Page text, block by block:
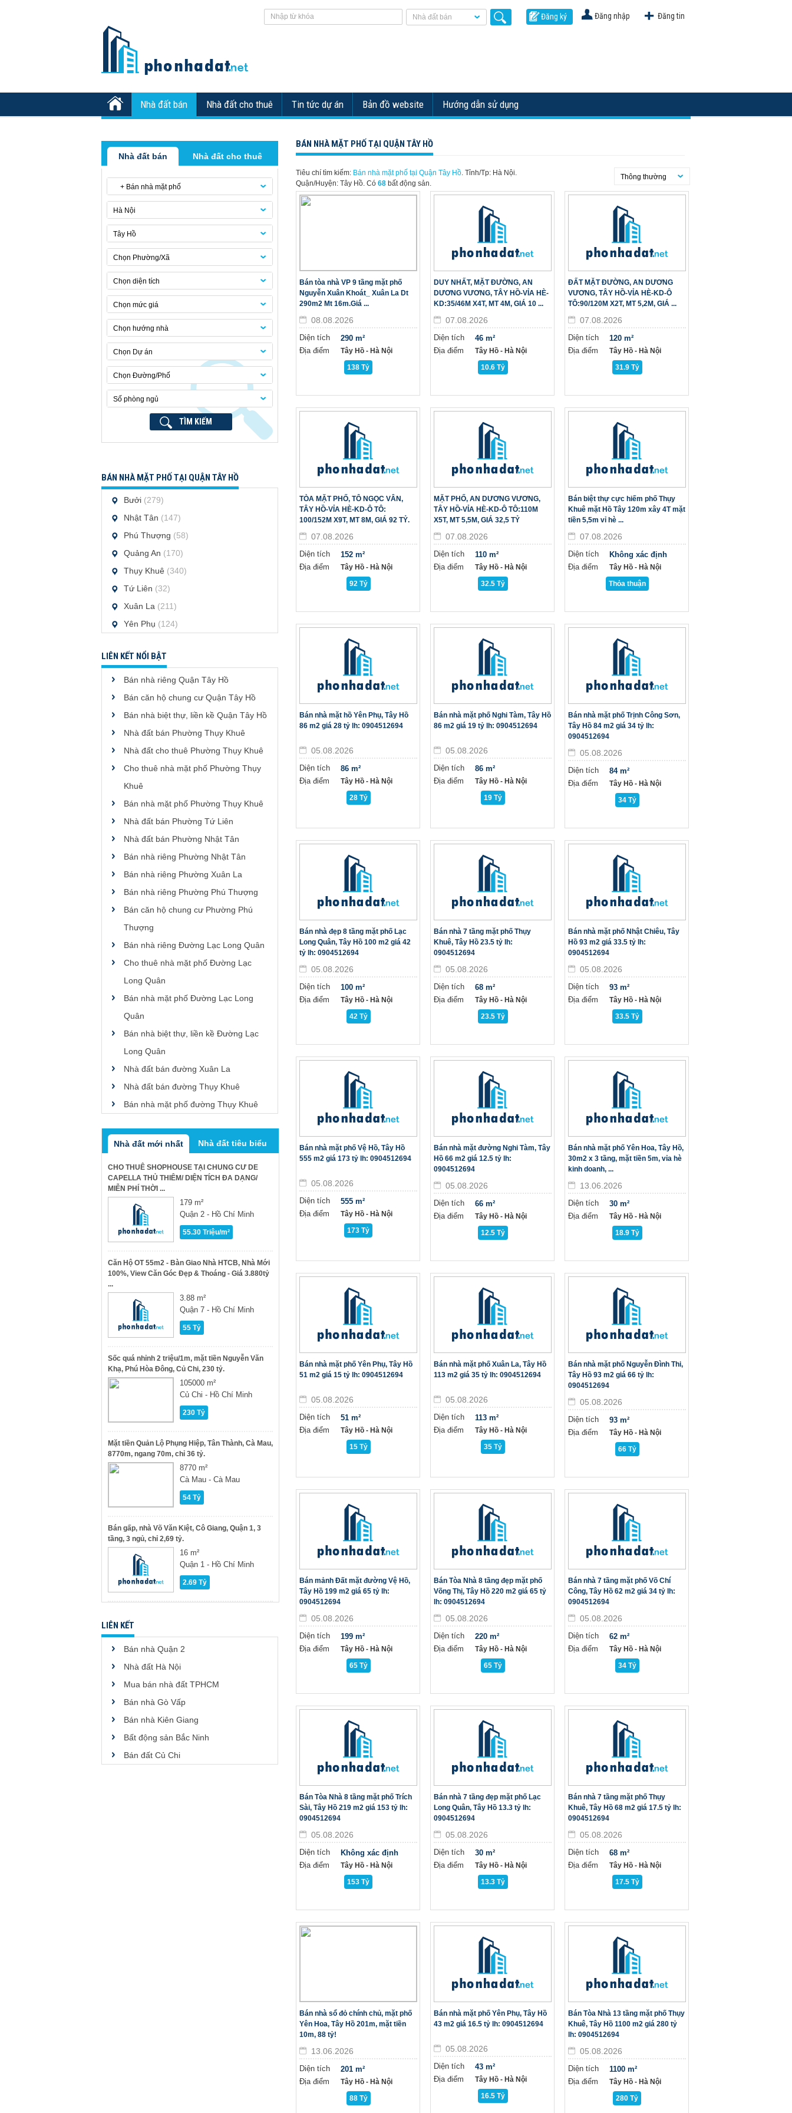
Đăng tin
Đăng nhập
Đăng ký
Nhà đất bán
Nhà đất bán Nhà đất cho thuê Tin tức dự án Bản đồ website Hướng dẫn sử dụng
Nhà đất bán Nhà đất cho thuê
+ Bán nhà mặt phố
Hà Nội
Tây Hồ
Chọn Phường/Xã
Chọn diện tích
Chọn mức giá
Chọn hướng nhà
Chọn Dự án
Chọn Đường/Phố
Số phòng ngủ
TÌM KIẾM
BÁN NHÀ MẶT PHỐ TẠI QUẬN TÂY HỒ
Bưởi (279)
Nhật Tân (147)
Phú Thượng (58)
Quảng An (170)
Thụy Khuê (340)
Tứ Liên (32)
Xuân La (211)
Yên Phụ (124)
LIÊN KẾT NỔI BẬT
Bán nhà riêng Quận Tây Hồ
Bán căn hộ chung cư Quận Tây Hồ
Bán nhà biệt thự, liền kề Quận Tây Hồ
Nhà đất bán Phường Thụy Khuê
Nhà đất cho thuê Phường Thụy Khuê
Cho thuê nhà mặt phố Phường Thụy
Khuê
Bán nhà mặt phố Phường Thụy Khuê
Nhà đất bán Phường Tứ Liên
Nhà đất bán Phường Nhật Tân
Bán nhà riêng Phường Nhật Tân
Bán nhà riêng Phường Xuân La
Bán nhà riêng Phường Phú Thượng
Bán căn hộ chung cư Phường Phú
Thượng
Bán nhà riêng Đường Lạc Long Quân
Cho thuê nhà mặt phố Đường Lạc
Long Quân
Bán nhà mặt phố Đường Lạc Long
Quân
Bán nhà biệt thự, liền kề Đường Lạc
Long Quân
Nhà đất bán đường Xuân La
Nhà đất bán đường Thụy Khuê
Bán nhà mặt phố đường Thụy Khuê
Nhà đất mới nhất Nhà đất tiêu biểu
CHO THUÊ SHOPHOUSE TẠI CHUNG CƯ DE
CAPELLA THỦ THIÊM/ DIỆN TÍCH ĐA DẠNG/
MIỄN PHÍ THỜI ...
179 m²
Quận 2 - Hồ Chí Minh
55.30 Triệu/m²
Căn Hộ OT 55m2 - Bàn Giao Nhà HTCB, Nhà Mới
100%, View Căn Góc Đẹp & Thoáng - Giá 3.880tỷ
...
3.88 m²
Quận 7 - Hồ Chí Minh
55 Tỷ
Sốc quá nhỉnh 2 triệu/1m, mặt tiền Nguyễn Văn
Khạ, Phú Hòa Đông, Củ Chi, 230 tỷ.
105000 m²
Củ Chi - Hồ Chí Minh
230 Tỷ
Mặt tiền Quản Lộ Phụng Hiệp, Tân Thành, Cà Mau,
8770m, ngang 70m, chỉ 36 tỷ.
8770 m²
Cà Mau - Cà Mau
54 Tỷ
Bán gấp, nhà Võ Văn Kiệt, Cô Giang, Quận 1, 3
tầng, 3 ngủ, chỉ 2,69 tỷ.
16 m²
Quận 1 - Hồ Chí Minh
2.69 Tỷ
LIÊN KẾT
Bán nhà Quận 2
Nhà đất Hà Nội
Mua bán nhà đất TPHCM
Bán nhà Gò Vấp
Bán nhà Kiên Giang
Bất động sản Bắc Ninh
Bán đất Củ Chi
BÁN NHÀ MẶT PHỐ TẠI QUẬN TÂY HỒ
Tiêu chí tìm kiếm: Bán nhà mặt phố tại Quận Tây Hồ. Tỉnh/Tp: Hà Nội.
Quận/Huyện: Tây Hồ. Có 68 bất động sản.
Thông thường
Bán tòa nhà VP 9 tầng mặt phố
Nguyễn Xuân Khoát_ Xuân La Dt
290m2 Mt 16m.Giá ...
08.08.2026
Diện tích
Địa điểm
290 m²
Tây Hồ - Hà Nội
138 Tỷ
DUY NHẤT, MẶT ĐƯỜNG, AN
DƯƠNG VƯƠNG, TÂY HỒ-VỈA HÈ-
KD:35/46M X4T, MT 4M, GIÁ 10 ...
07.08.2026
Diện tích
Địa điểm
46 m²
Tây Hồ - Hà Nội
10.6 Tỷ
ĐẤT MẶT ĐƯỜNG, AN DƯƠNG
VƯƠNG, TÂY HỒ-VỈA HÈ-KD-Ô
TÔ:90/120M X2T, MT 5,2M, GIÁ ...
07.08.2026
Diện tích
Địa điểm
120 m²
Tây Hồ - Hà Nội
31.9 Tỷ
TÒA MẶT PHỐ, TÔ NGỌC VÂN,
TÂY HỒ-VỈA HÈ-KD-Ô TÔ:
100/152M X9T, MT 8M, GIÁ 92 TỶ.
07.08.2026
Diện tích
Địa điểm
152 m²
Tây Hồ - Hà Nội
92 Tỷ
MẶT PHỐ, AN DƯƠNG VƯƠNG,
TÂY HỒ-VỈA HÈ-KD-Ô TÔ:110M
X5T, MT 5,5M, GIÁ 32,5 TỶ
07.08.2026
Diện tích
Địa điểm
110 m²
Tây Hồ - Hà Nội
32.5 Tỷ
Bán biệt thự cực hiếm phố Thụy
Khuê mặt Hồ Tây 120m xây 4T mặt
tiền 5,5m vỉ hè ...
07.08.2026
Diện tích
Địa điểm
Không xác định
Tây Hồ - Hà Nội
Thỏa thuận
Bán nhà mặt hồ Yên Phụ, Tây Hồ
86 m2 giá 28 tỷ lh: 0904512694
05.08.2026
Diện tích
Địa điểm
86 m²
Tây Hồ - Hà Nội
28 Tỷ
Bán nhà mặt phố Nghi Tàm, Tây Hồ
86 m2 giá 19 tỷ lh: 0904512694
05.08.2026
Diện tích
Địa điểm
86 m²
Tây Hồ - Hà Nội
19 Tỷ
Bán nhà mặt phố Trịnh Công Sơn,
Tây Hồ 84 m2 giá 34 tỷ lh:
0904512694
05.08.2026
Diện tích
Địa điểm
84 m²
Tây Hồ - Hà Nội
34 Tỷ
Bán nhà đẹp 8 tầng mặt phố Lạc
Long Quân, Tây Hồ 100 m2 giá 42
tỷ lh: 0904512694
05.08.2026
Diện tích
Địa điểm
100 m²
Tây Hồ - Hà Nội
42 Tỷ
Bán nhà 7 tầng mặt phố Thụy
Khuê, Tây Hồ 23.5 tỷ lh:
0904512694
05.08.2026
Diện tích
Địa điểm
68 m²
Tây Hồ - Hà Nội
23.5 Tỷ
Bán nhà mặt phố Nhật Chiêu, Tây
Hồ 93 m2 giá 33.5 tỷ lh:
0904512694
05.08.2026
Diện tích
Địa điểm
93 m²
Tây Hồ - Hà Nội
33.5 Tỷ
Bán nhà mặt phố Vệ Hồ, Tây Hồ
555 m2 giá 173 tỷ lh: 0904512694
05.08.2026
Diện tích
Địa điểm
555 m²
Tây Hồ - Hà Nội
173 Tỷ
Bán nhà mặt đường Nghi Tàm, Tây
Hồ 66 m2 giá 12.5 tỷ lh:
0904512694
05.08.2026
Diện tích
Địa điểm
66 m²
Tây Hồ - Hà Nội
12.5 Tỷ
Bán nhà mặt phố Yên Hoa, Tây Hồ,
30m2 x 3 tầng, mặt tiền 5m, vỉa hè
kinh doanh, ...
13.06.2026
Diện tích
Địa điểm
30 m²
Tây Hồ - Hà Nội
18.9 Tỷ
Bán nhà mặt phố Yên Phụ, Tây Hồ
51 m2 giá 15 tỷ lh: 0904512694
05.08.2026
Diện tích
Địa điểm
51 m²
Tây Hồ - Hà Nội
15 Tỷ
Bán nhà mặt phố Xuân La, Tây Hồ
113 m2 giá 35 tỷ lh: 0904512694
05.08.2026
Diện tích
Địa điểm
113 m²
Tây Hồ - Hà Nội
35 Tỷ
Bán nhà mặt phố Nguyễn Đình Thi,
Tây Hồ 93 m2 giá 66 tỷ lh:
0904512694
05.08.2026
Diện tích
Địa điểm
93 m²
Tây Hồ - Hà Nội
66 Tỷ
Bán mảnh Đất mặt đường Vệ Hồ,
Tây Hồ 199 m2 giá 65 tỷ lh:
0904512694
05.08.2026
Diện tích
Địa điểm
199 m²
Tây Hồ - Hà Nội
65 Tỷ
Bán Tòa Nhà 8 tầng đẹp mặt phố
Võng Thị, Tây Hồ 220 m2 giá 65 tỷ
lh: 0904512694
05.08.2026
Diện tích
Địa điểm
220 m²
Tây Hồ - Hà Nội
65 Tỷ
Bán nhà 7 tầng mặt phố Võ Chí
Công, Tây Hồ 62 m2 giá 34 tỷ lh:
0904512694
05.08.2026
Diện tích
Địa điểm
62 m²
Tây Hồ - Hà Nội
34 Tỷ
Bán Tòa Nhà 8 tầng mặt phố Trích
Sài, Tây Hồ 219 m2 giá 153 tỷ lh:
0904512694
05.08.2026
Diện tích
Địa điểm
Không xác định
Tây Hồ - Hà Nội
153 Tỷ
Bán nhà 7 tầng đẹp mặt phố Lạc
Long Quân, Tây Hồ 13.3 tỷ lh:
0904512694
05.08.2026
Diện tích
Địa điểm
30 m²
Tây Hồ - Hà Nội
13.3 Tỷ
Bán nhà 7 tầng mặt phố Thụy
Khuê, Tây Hồ 68 m2 giá 17.5 tỷ lh:
0904512694
05.08.2026
Diện tích
Địa điểm
68 m²
Tây Hồ - Hà Nội
17.5 Tỷ
Bán nhà sổ đỏ chính chủ, mặt phố
Yên Hoa, Tây Hồ 201m, mặt tiền
10m, 88 tỷ!
13.06.2026
Diện tích
Địa điểm
201 m²
Tây Hồ - Hà Nội
88 Tỷ
Bán nhà mặt phố Yên Phụ, Tây Hồ
43 m2 giá 16.5 tỷ lh: 0904512694
05.08.2026
Diện tích
Địa điểm
43 m²
Tây Hồ - Hà Nội
16.5 Tỷ
Bán Tòa Nhà 13 tầng mặt phố Thụy
Khuê, Tây Hồ 1100 m2 giá 280 tỷ
lh: 0904512694
05.08.2026
Diện tích
Địa điểm
1100 m²
Tây Hồ - Hà Nội
280 Tỷ